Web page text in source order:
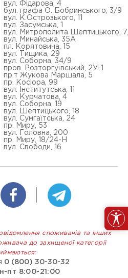
вул. Фідарова, 4
бул. графа О. Бобринського, 3/9
вул. К.Острозького, 11
вул. Засумська, 1
вул. Митрополита Шептицького,
вул. Минайська, 35А
пл. Корятовича, 15
вул. Тищика, 29
вул. Соборна, 34/9
пров. Розторгуївський, 2У-1
пр.т Жукова Маршала, 5
пр. Косіора, 99
вул. Інститутська, 11
вул. Курчатова, 4
вул. Соборна, 19
вул. Шептицького, 18
вул. Сумгаїтська, 24
пр. Миру, 53
вул. Головна, 200
пр. Миру, 18/24-Н
вул. Свободи, 16
споживачів та інших
до захищеної категорії
0 (800) 30-30-32
пт 8:00-21:00